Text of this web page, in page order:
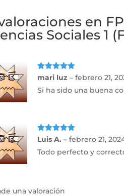
en
Sociales 1
Valorado
mari luz– febrero 21,
Si ha sido una buena
Valorado
Luis A.– febrero 21,
Todo perfecto y
una valoración